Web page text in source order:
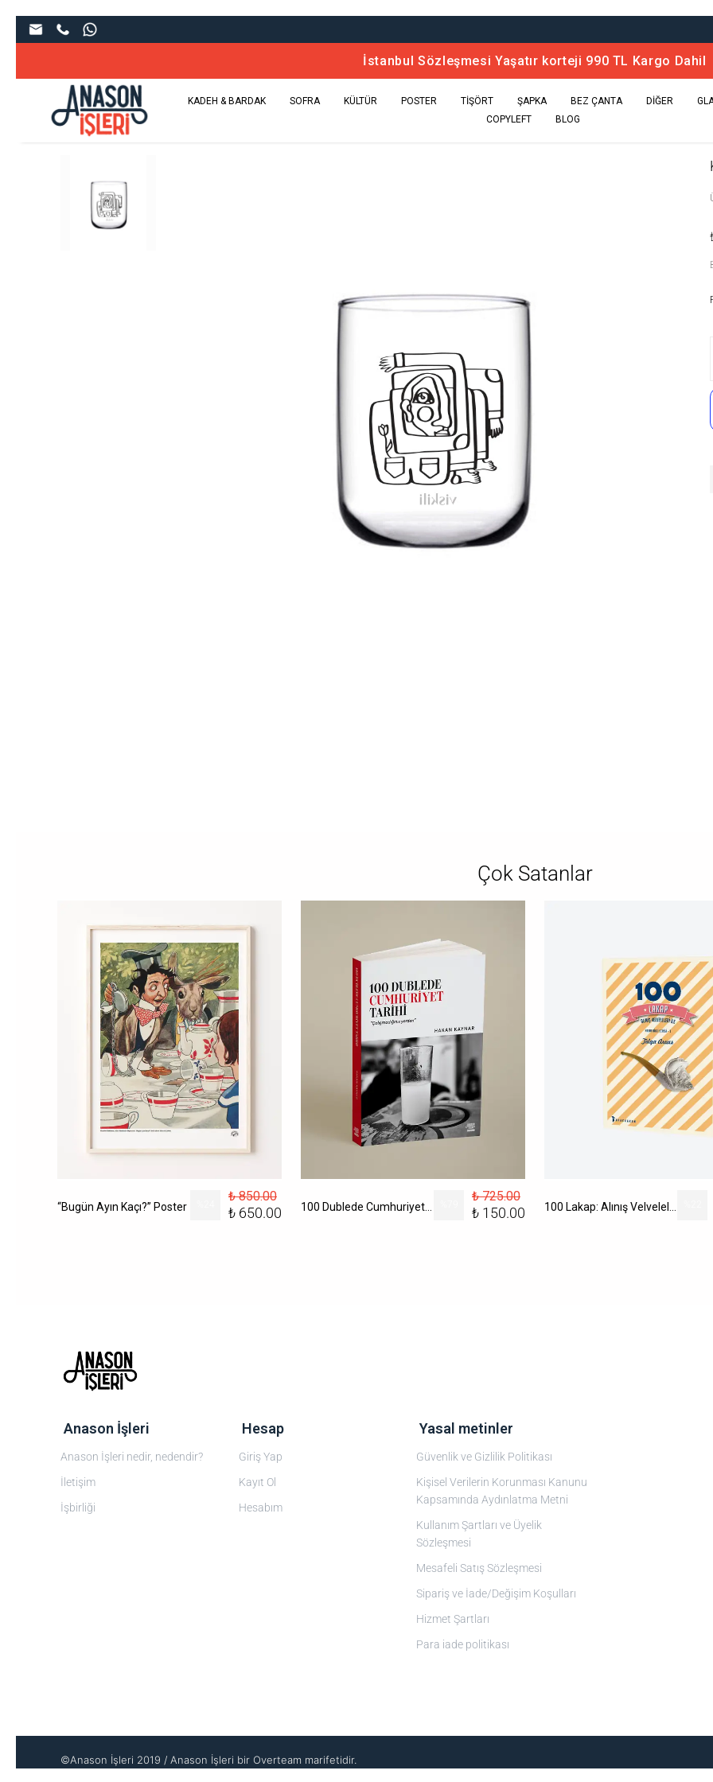
İstanbul Sözleşmesi Yaşatır korteji 990 TL Kargo Dahil
KADEH & BARDAK SOFRA KÜLTÜR POSTER TİŞÖRT ŞAPKA BEZ ÇANTA DİĞER
COPYLEFT
BLOG
Çok Satanlar
“Bugün Ayın Kaçı?” Poster
₺ 850.00
₺ 650.00
₺ 725.00
₺ 150.00
‎ Anason İşleri
Anason İşleri nedir, nedendir?
İletişim
İşbirliği
‎ Hesap
Giriş Yap
Kayıt Ol
Hesabım
‎ Yasal metinler
Güvenlik ve Gizlilik Politikası
Kişisel Verilerin Korunması Kanunu
Kapsamında Aydınlatma Metni
Kullanım Şartları ve Üyelik
Sözleşmesi
Mesafeli Satış Sözleşmesi
Sipariş ve İade/Değişim Koşulları
Hizmet Şartları
Para iade politikası
©Anason İşleri 2019 / Anason İşleri bir Overteam marifetidir.